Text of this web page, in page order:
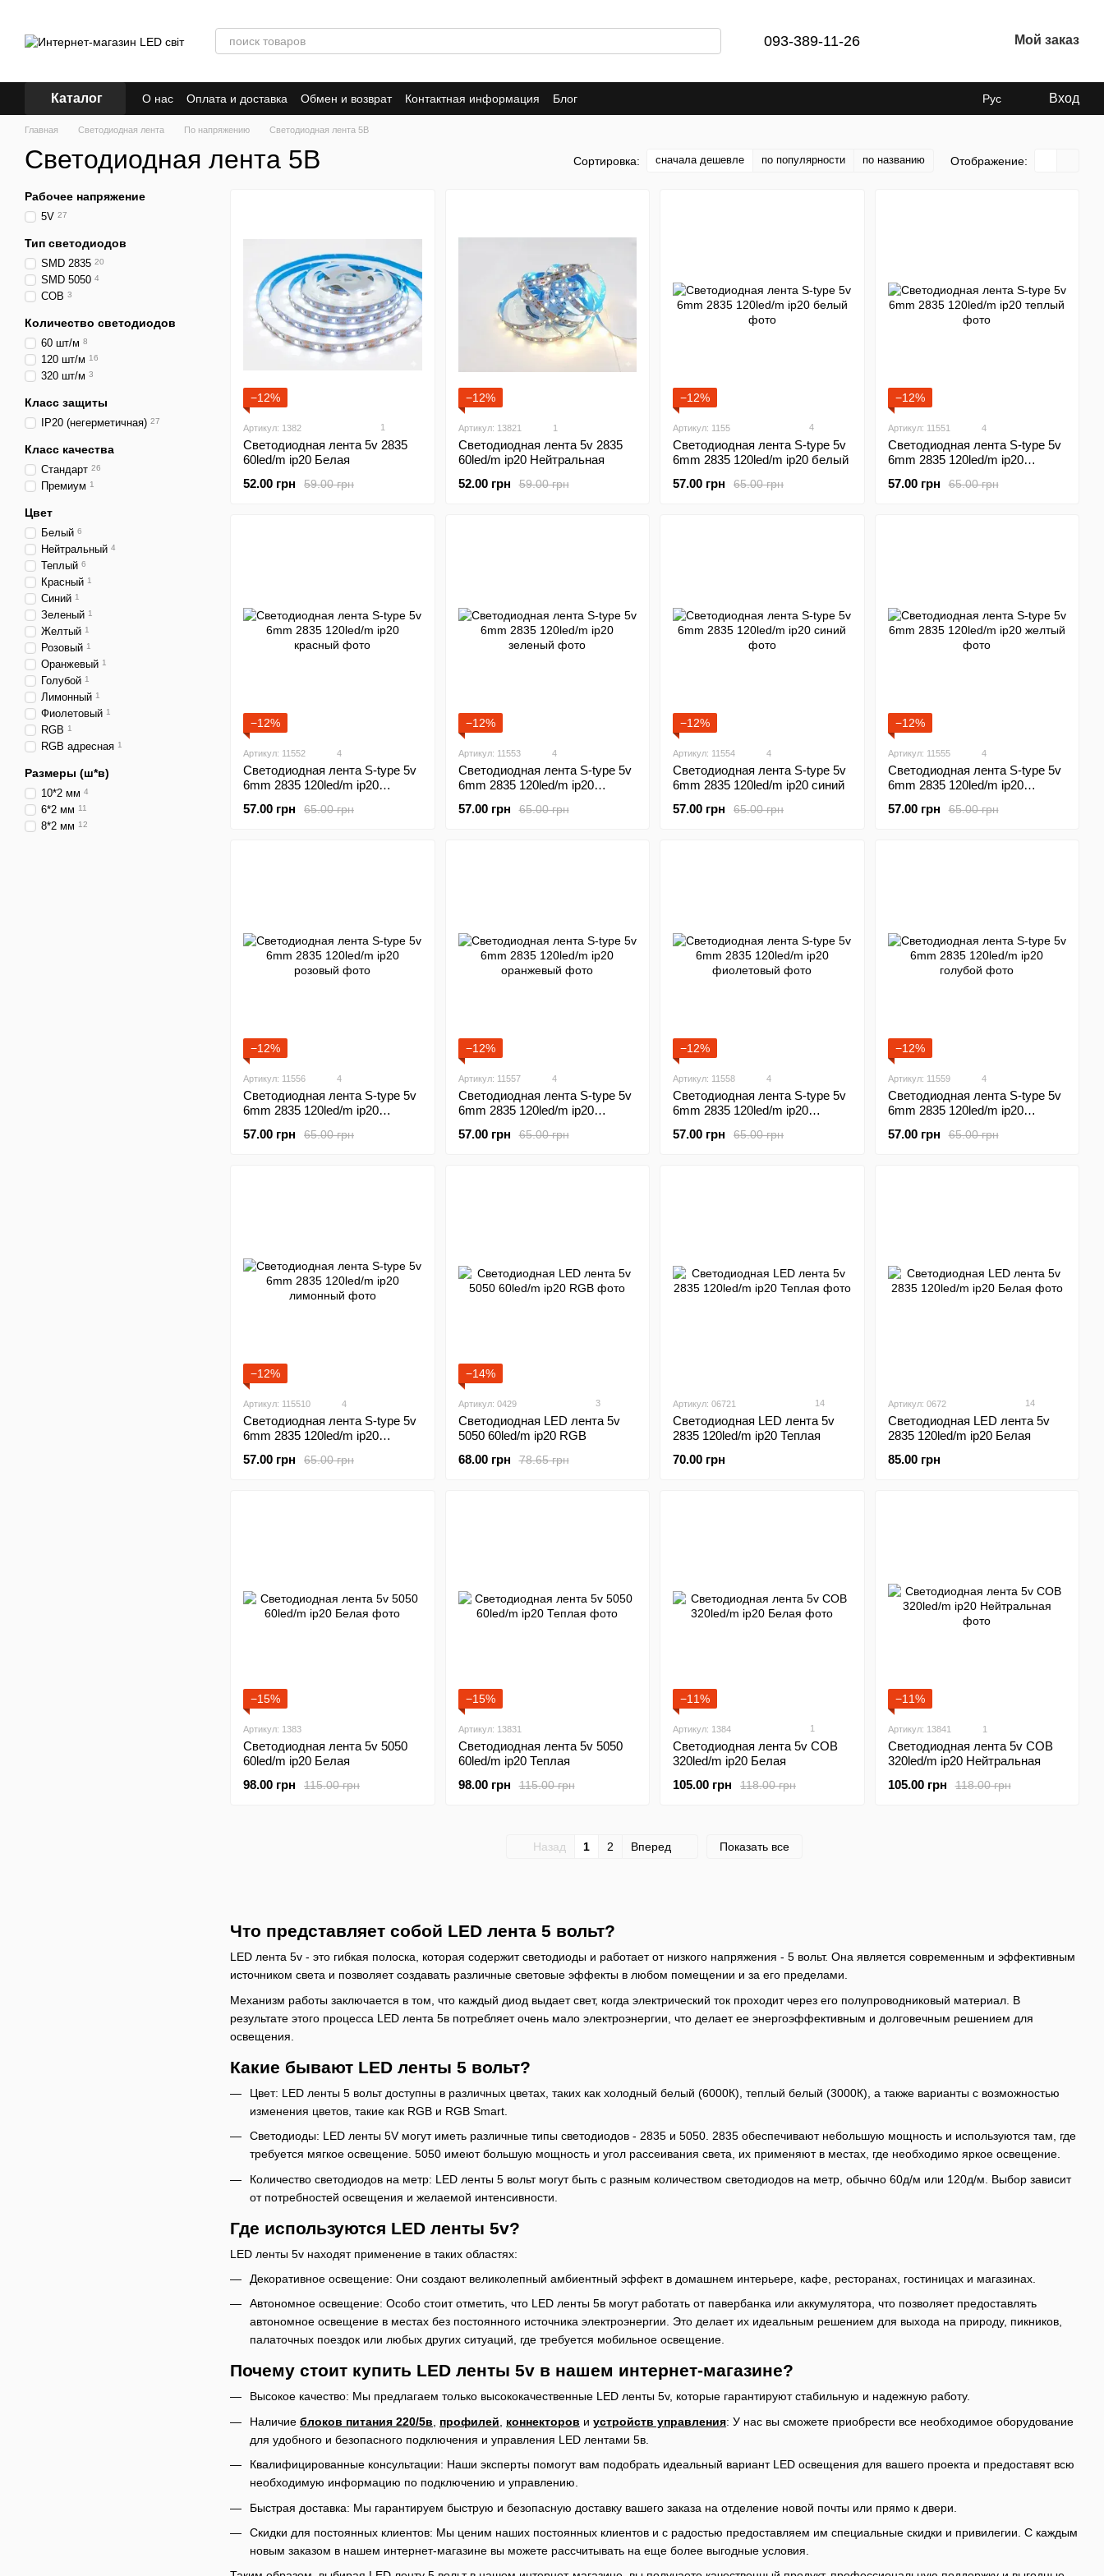
093-389-11-26 Мой заказ
Каталог О нас Оплата и доставка Обмен и возврат Контактная информация Блог Рус Вход
Главная Светодиодная лента По напряжению Светодиодная лента 5В
Светодиодная лента 5В Сортировка: сначала дешевле по популярности по названию Отображение:
Что представляет собой LED лента 5 вольт?
LED лента 5v - это гибкая полоска, которая содержит светодиоды и работает от низкого напряжения - 5 вольт. Она является современным и эффективным
источником света и позволяет создавать различные световые эффекты в любом помещении и за его пределами.
Механизм работы заключается в том, что каждый диод выдает свет, когда электрический ток проходит через его полупроводниковый материал. В
результате этого процесса LED лента 5в потребляет очень мало электроэнергии, что делает ее энергоэффективным и долговечным решением для
освещения.
Какие бывают LED ленты 5 вольт?
Цвет: LED ленты 5 вольт доступны в различных цветах, таких как холодный белый (6000К), теплый белый (3000К), а также варианты с возможностью
изменения цветов, такие как RGB и RGB Smart.
Светодиоды: LED ленты 5V могут иметь различные типы светодиодов - 2835 и 5050. 2835 обеспечивают небольшую мощность и используются там, где
требуется мягкое освещение. 5050 имеют большую мощность и угол рассеивания света, их применяют в местах, где необходимо яркое освещение.
Количество светодиодов на метр: LED ленты 5 вольт могут быть с разным количеством светодиодов на метр, обычно 60д/м или 120д/м. Выбор зависит
от потребностей освещения и желаемой интенсивности.
Где используются LED ленты 5v?
LED ленты 5v находят применение в таких областях:
Декоративное освещение: Они создают великолепный амбиентный эффект в домашнем интерьере, кафе, ресторанах, гостиницах и магазинах.
Автономное освещение: Особо стоит отметить, что LED ленты 5в могут работать от павербанка или аккумулятора, что позволяет предоставлять
автономное освещение в местах без постоянного источника электроэнергии. Это делает их идеальным решением для выхода на природу, пикников,
палаточных поездок или любых других ситуаций, где требуется мобильное освещение.
Почему стоит купить LED ленты 5v в нашем интернет-магазине?
Высокое качество: Мы предлагаем только высококачественные LED ленты 5v, которые гарантируют стабильную и надежную работу.
Наличие блоков питания 220/5в профилей коннекторов и устройств управления: У нас вы сможете приобрести все необходимое оборудование
для удобного и безопасного подключения и управления LED лентами 5в.
Квалифицированные консультации: Наши эксперты помогут вам подобрать идеальный вариант LED освещения для вашего проекта и предоставят всю
необходимую информацию по подключению и управлению.
Быстрая доставка: Мы гарантируем быструю и безопасную доставку вашего заказа на отделение новой почты или прямо к двери.
Скидки для постоянных клиентов: Мы ценим наших постоянных клиентов и с радостью предоставляем им специальные скидки и привилегии. С каждым
новым заказом в нашем интернет-магазине вы можете рассчитывать на еще более выгодные условия.
−12%
Артикул: 1382 1
Светодиодная лента 5v 2835
60led/m ip20 Белая
59.00 грн
52.00 грн
−12%
Артикул: 13821 1
Светодиодная лента 5v 2835
60led/m ip20 Нейтральная
59.00 грн
52.00 грн
−12%
Артикул: 1155 4
Светодиодная лента S-type 5v
6mm 2835 120led/m ip20 белый
65.00 грн
57.00 грн
−12%
Артикул: 11551 4
Светодиодная лента S-type 5v
6mm 2835 120led/m ip20
65.00 грн
57.00 грн
−12%
Артикул: 11552 4
Светодиодная лента S-type 5v
6mm 2835 120led/m ip20
65.00 грн
57.00 грн
−12%
Артикул: 11553 4
Светодиодная лента S-type 5v
6mm 2835 120led/m ip20
65.00 грн
57.00 грн
−12%
Артикул: 11554 4
Светодиодная лента S-type 5v
6mm 2835 120led/m ip20 синий
65.00 грн
57.00 грн
−12%
Артикул: 11555 4
Светодиодная лента S-type 5v
6mm 2835 120led/m ip20
65.00 грн
57.00 грн
−12%
Артикул: 11556 4
Светодиодная лента S-type 5v
6mm 2835 120led/m ip20
65.00 грн
57.00 грн
−12%
Артикул: 11557 4
Светодиодная лента S-type 5v
6mm 2835 120led/m ip20
65.00 грн
57.00 грн
−12%
Артикул: 11558 4
Светодиодная лента S-type 5v
6mm 2835 120led/m ip20
65.00 грн
57.00 грн
−12%
Артикул: 11559 4
Светодиодная лента S-type 5v
6mm 2835 120led/m ip20
65.00 грн
57.00 грн
−12%
Артикул: 115510 4
Светодиодная лента S-type 5v
6mm 2835 120led/m ip20
65.00 грн
57.00 грн
−14%
Артикул: 0429 3
Светодиодная LED лента 5v
5050 60led/m ip20 RGB
78.65 грн
68.00 грн
Артикул: 06721 14
Светодиодная LED лента 5v
2835 120led/m ip20 Теплая
70.00 грн
Артикул: 0672 14
Светодиодная LED лента 5v
2835 120led/m ip20 Белая
85.00 грн
−15%
Артикул: 1383
Светодиодная лента 5v 5050
60led/m ip20 Белая
115.00 грн
98.00 грн
−15%
Артикул: 13831
Светодиодная лента 5v 5050
60led/m ip20 Теплая
115.00 грн
98.00 грн
−11%
Артикул: 1384 1
Светодиодная лента 5v COB
320led/m ip20 Белая
118.00 грн
105.00 грн
−11%
Артикул: 13841 1
Светодиодная лента 5v COB
320led/m ip20 Нейтральная
118.00 грн
105.00 грн
Назад 1 2 Вперед Показать все
Рабочее напряжение
5V 27
Тип светодиодов
SMD 2835 20
SMD 5050 4
COB 3
Количество светодиодов
60 шт/м 8
120 шт/м 16
320 шт/м 3
Класс защиты
IP20 (негерметичная) 27
Класс качества
Стандарт 26
Премиум 1
Цвет
Белый 6
Нейтральный 4
Теплый 6
Красный 1
Синий 1
Зеленый 1
Желтый 1
Розовый 1
Оранжевый 1
Голубой 1
Лимонный 1
Фиолетовый 1
RGB 1
RGB адресная 1
Размеры (ш*в)
10*2 мм 4
6*2 мм 11
8*2 мм 12